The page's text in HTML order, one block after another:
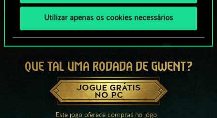
Utilizar apenas os cookies necessários
QUE TAL UMA RODADA DE GWENT?
JOGUE GRÁTIS
NO PC
Este jogo oferece compras no jogo